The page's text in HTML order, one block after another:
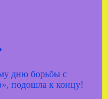
дню борьбы с
подошла к концу!